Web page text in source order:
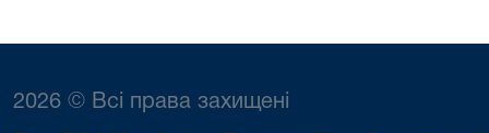
2026 © Всі права захищені